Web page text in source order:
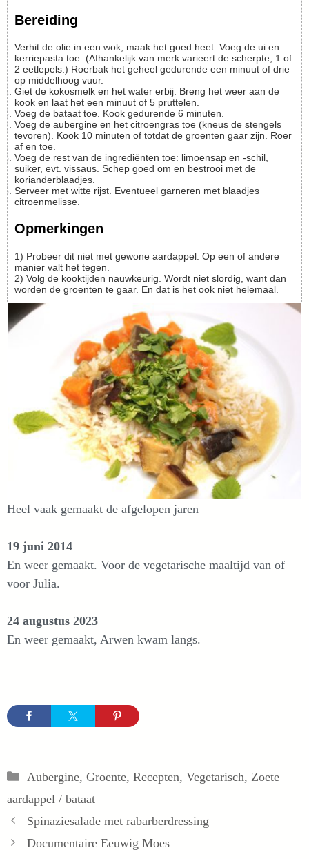
Bereiding
Verhit de olie in een wok, maak het goed heet. Voeg de ui en
kerriepasta toe. (Afhankelijk van merk varieert de scherpte, 1 of
2 eetlepels.) Roerbak het geheel gedurende een minuut of drie
op middelhoog vuur.
Giet de kokosmelk en het water erbij. Breng het weer aan de
kook en laat het een minuut of 5 pruttelen.
Voeg de bataat toe. Kook gedurende 6 minuten.
Voeg de aubergine en het citroengras toe (kneus de stengels
tevoren). Kook 10 minuten of totdat de groenten gaar zijn. Roer
af en toe.
Voeg de rest van de ingrediënten toe: limoensap en -schil,
suiker, evt. vissaus. Schep goed om en bestrooi met de
korianderblaadjes.
Serveer met witte rijst. Eventueel garneren met blaadjes
citroenmelisse.
Opmerkingen
1) Probeer dit niet met gewone aardappel. Op een of andere
manier valt het tegen.
2) Volg de kooktijden nauwkeurig. Wordt niet slordig, want dan
worden de groenten te gaar. En dat is het ook niet helemaal.
Heel vaak gemaakt de afgelopen jaren
19 juni 2014
En weer gemaakt. Voor de vegetarische maaltijd van of
voor Julia.
24 augustus 2023
En weer gemaakt, Arwen kwam langs.
Categorieën
Aubergine, Groente, Recepten, Vegetarisch, Zoete
aardappel / bataat
Spinaziesalade met rabarberdressing
Documentaire Eeuwig Moes